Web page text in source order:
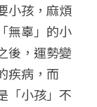
小孩，麻煩
無辜」的小
後，運勢變
疾病，而
「小孩」不